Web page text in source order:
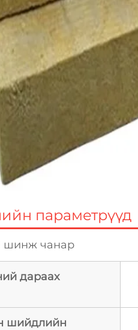
параметрүүд
шинж чанар
дараах
шийдлийн